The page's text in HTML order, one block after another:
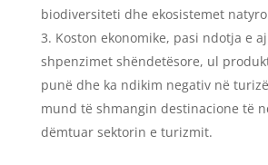
biodiversiteti dhe ekosistemet
Koston ekonomike, pasi ndotja e
shpenzimet shëndetësore, ul
punë dhe ka ndikim negativ në
mund të shmangin destinacione të
dëmtuar sektorin e turizmit.